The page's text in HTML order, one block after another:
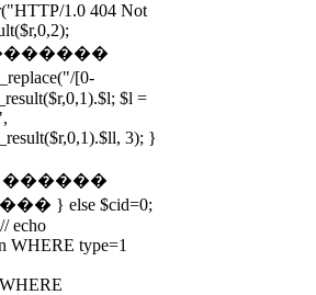
1.0 404 Not
// �������
[0-
$l =
3); }
// ������
else $cid=0;
echo
WHERE type=1